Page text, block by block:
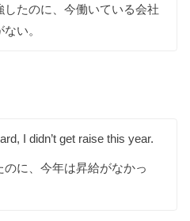
たのに、今働いている会社
い。
I didn’t get raise this year.
に、今年は昇給がなかっ